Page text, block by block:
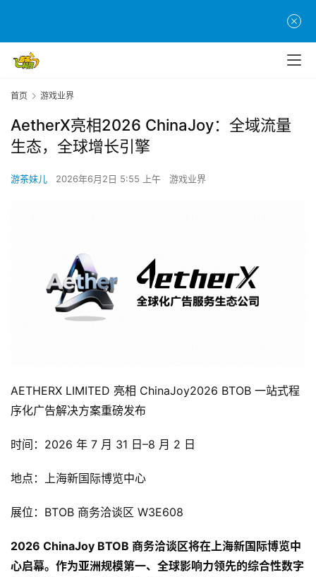
首页 游戏业界
AetherX亮相2026 ChinaJoy：全域流量
生态，全球增长引擎
游茶妹儿 2026年6月2日 5:55 上午 游戏业界
AETHERX LIMITED 亮相 ChinaJoy2026 BTOB 一站式程
序化广告解决方案重磅发布
时间：2026 年 7 月 31 日–8 月 2 日
地点：上海新国际博览中心
展位：BTOB 商务洽谈区 W3E608
2026 ChinaJoy BTOB 商务洽谈区将在上海新国际博览中
心启幕。作为亚洲规模第一、全球影响力领先的综合性数字